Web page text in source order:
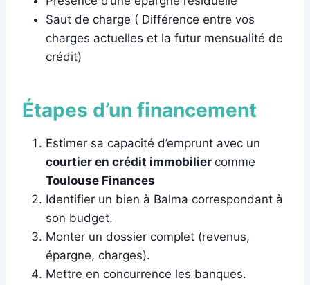
Saut de charge ( Différence entre vos
charges actuelles et la futur mensualité de
crédit)
Étapes d’un financement
Estimer sa capacité d’emprunt avec un
courtier en crédit immobilier comme
Toulouse Finances
Identifier un bien à Balma correspondant à
son budget.
Monter un dossier complet (revenus,
épargne, charges).
Mettre en concurrence les banques.